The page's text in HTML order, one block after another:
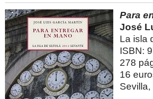
Para
José
La isla
ISBN:
278
16
Sevilla,